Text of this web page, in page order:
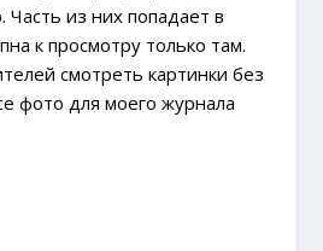
из них попадает в
к просмотру только там.
смотреть картинки без
фото для моего журнала